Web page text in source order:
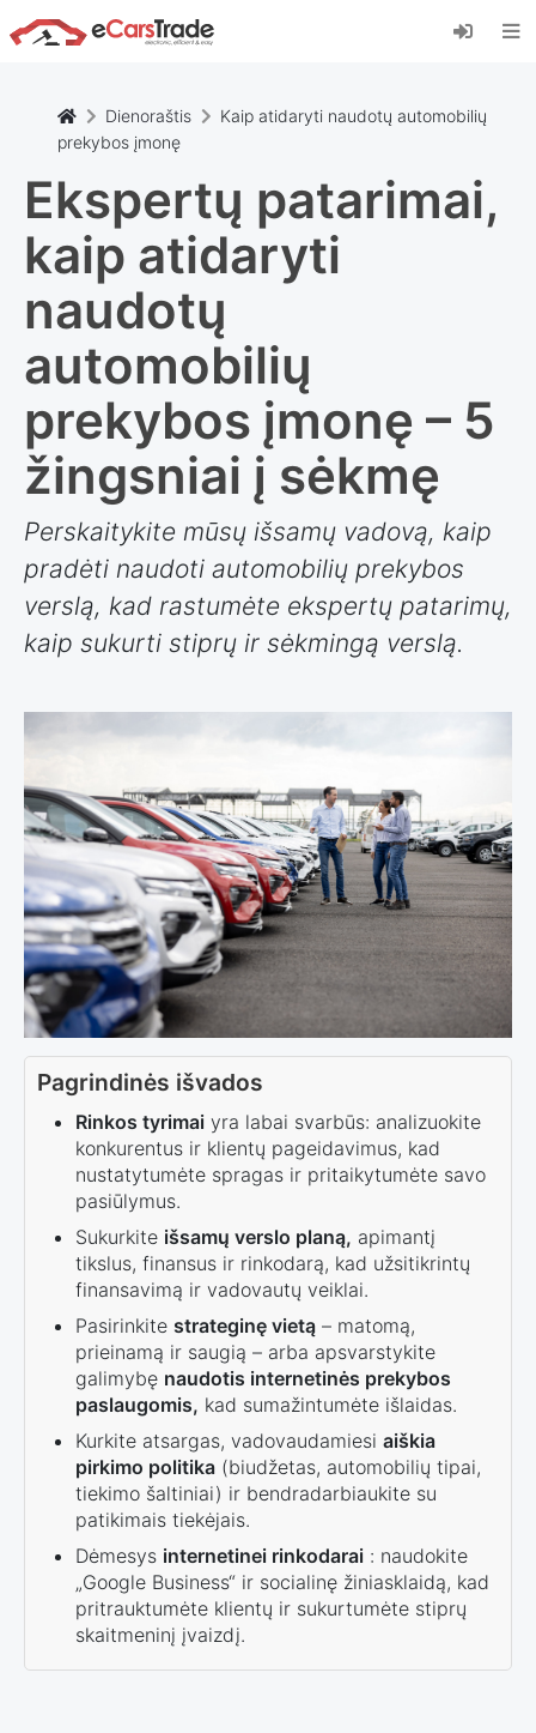
Įdiekite "eCarsTrade" internetinę programėlę,
pridėkite ją prie pagrindinio ekrano ir iš karto
Įdiekite
Atšaukti
Dienoraštis
Kaip atidaryti naudotų automobilių
prekybos įmonę
Ekspertų patarimai,
kaip atidaryti
naudotų
automobilių
prekybos įmonę – 5
žingsniai į sėkmę
Perskaitykite mūsų išsamų vadovą, kaip
pradėti naudoti automobilių prekybos
verslą, kad rastumėte ekspertų patarimų,
kaip sukurti stiprų ir sėkmingą verslą.
Pagrindinės išvados
Rinkos tyrimai yra labai svarbūs: analizuokite
konkurentus ir klientų pageidavimus, kad
nustatytumėte spragas ir pritaikytumėte savo
pasiūlymus.
Sukurkite išsamų verslo planą, apimantį
tikslus, finansus ir rinkodarą, kad užsitikrintų
finansavimą ir vadovautų veiklai.
Pasirinkite strateginę vietą – matomą,
prieinamą ir saugią – arba apsvarstykite
galimybę naudotis internetinės prekybos
paslaugomis, kad sumažintumėte išlaidas.
Kurkite atsargas, vadovaudamiesi aiškia
pirkimo politika (biudžetas, automobilių tipai,
tiekimo šaltiniai) ir bendradarbiaukite su
patikimais tiekėjais.
Dėmesys internetinei rinkodarai : naudokite
„Google Business“ ir socialinę žiniasklaidą, kad
pritrauktumėte klientų ir sukurtumėte stiprų
skaitmeninį įvaizdį.